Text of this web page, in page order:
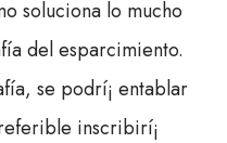
soluciona lo mucho
del esparcimiento.
se podrí¡ entablar
inscribirí¡